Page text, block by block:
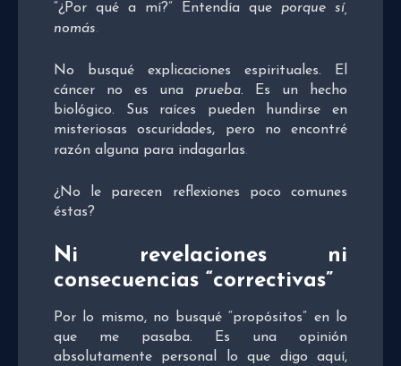
“¿Por qué a mí?” Entendía que porque sí,
nomás.
No busqué explicaciones espirituales. El
cáncer no es una prueba. Es un hecho
biológico. Sus raíces pueden hundirse en
misteriosas oscuridades, pero no encontré
razón alguna para indagarlas.
¿No le parecen reflexiones poco comunes
éstas?
Ni revelaciones ni
consecuencias “correctivas”
Por lo mismo, no busqué “propósitos” en lo
que me pasaba. Es una opinión
absolutamente personal lo que digo aquí,